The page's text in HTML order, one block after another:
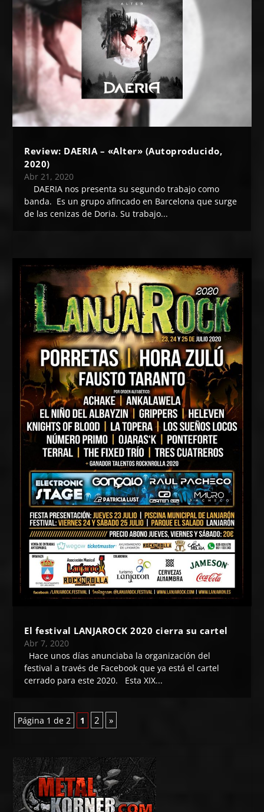
Review: DAERIA – «Alter» (Autoproducido,
2020)
Abr 21, 2020
DAERIA nos presenta su segundo trabajo como
banda. Es un grupo afincado en Barcelona que surge
de las cenizas de Doria. Su trabajo...
El festival LANJAROCK 2020 cierra su cartel
Abr 7, 2020
Hace unos días anunciaba la organización del
festival a través de Facebook que ya está el cartel
cerrado para este 2020. Esta XIX...
Página 1 de 2 1 2 »